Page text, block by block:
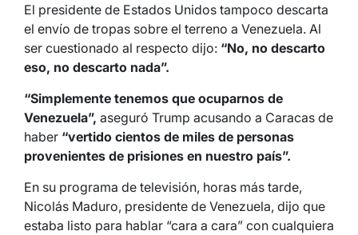
El presidente de Estados Unidos tampoco descarta
el envío de tropas sobre el terreno a Venezuela. Al
ser cuestionado al respecto dijo: “No, no descarto
eso, no descarto nada”.
“Simplemente tenemos que ocuparnos de
Venezuela”, aseguró Trump acusando a Caracas de
haber “vertido cientos de miles de personas
provenientes de prisiones en nuestro país”.
En su programa de televisión, horas más tarde,
Nicolás Maduro, presidente de Venezuela, dijo que
estaba listo para hablar “cara a cara” con cualquiera